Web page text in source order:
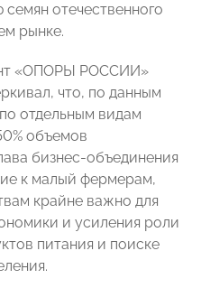
отечественного
рынке.
«ОПОРЫ РОССИИ»
что, по данным
отдельным видам
объемов
бизнес-объединения
к малый фермерам,
крайне важно для
и усиления роли
питания и поиске